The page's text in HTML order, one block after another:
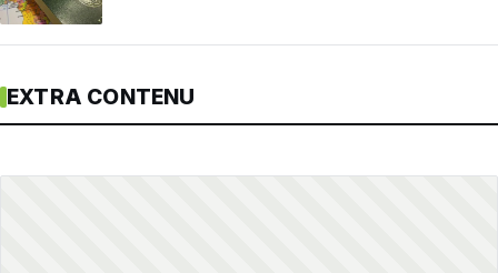
EXTRA CONTENU